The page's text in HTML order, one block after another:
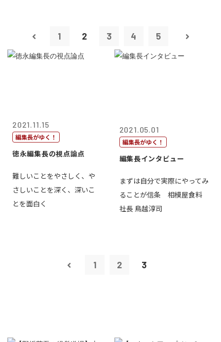
1 2 3 4 5
2021.11.15
編集長がゆく！
徳永編集長の視点論点
難しいことをやさしく、や
さしいことを深く、深いこ
とを面白く
2021.05.01
編集長がゆく！
編集長インタビュー
まずは自分で実際にやってみ
ることが信条 相模屋食料
社長 鳥越淳司
1 2 3